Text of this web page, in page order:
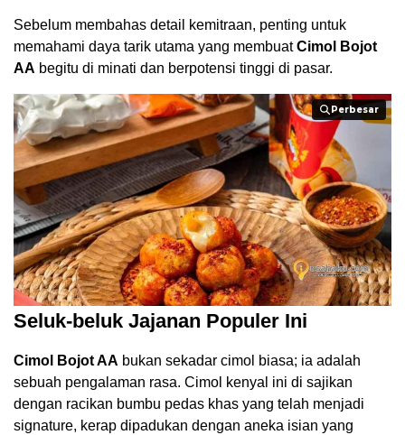
Sebelum membahas detail kemitraan, penting untuk
memahami daya tarik utama yang membuatCimol Bojot
AA begitu di minati dan berpotensi tinggi di pasar.
Perbesar
Perbesar
Seluk-beluk Jajanan Populer Ini
Cimol Bojot AA bukan sekadar cimol biasa; ia adalah
sebuah pengalaman rasa. Cimol kenyal ini di sajikan
dengan racikan bumbu pedas khas yang telah menjadi
signature, kerap dipadukan dengan aneka isian yang